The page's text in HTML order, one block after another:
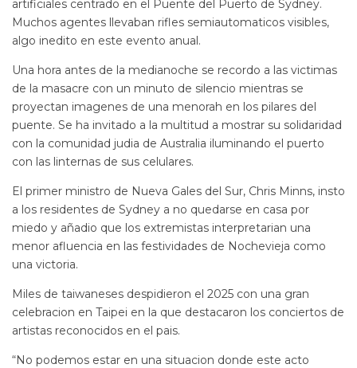
artificiales centrado en el Puente del Puerto de Sydney.
Muchos agentes llevaban rifles semiautomaticos visibles,
algo inedito en este evento anual.
Una hora antes de la medianoche se recordo a las victimas
de la masacre con un minuto de silencio mientras se
proyectan imagenes de una menorah en los pilares del
puente. Se ha invitado a la multitud a mostrar su solidaridad
con la comunidad judia de Australia iluminando el puerto
con las linternas de sus celulares.
El primer ministro de Nueva Gales del Sur, Chris Minns, insto
a los residentes de Sydney a no quedarse en casa por
miedo y añadio que los extremistas interpretarian una
menor afluencia en las festividades de Nochevieja como
una victoria.
Miles de taiwaneses despidieron el 2025 con una gran
celebracion en Taipei en la que destacaron los conciertos de
artistas reconocidos en el pais.
“No podemos estar en una situacion donde este acto